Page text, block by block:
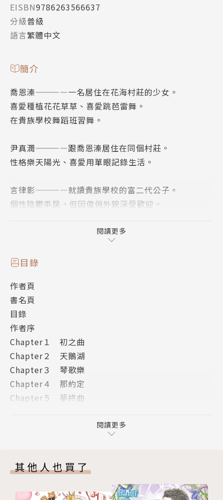
EISBN9786263566637
分級普級
語言繁體中文
簡介
喬恩溱————一名居住在花海村莊的少女。
喜愛種植花花草草、喜愛跳芭雷舞。
在貴族學校舞蹈班習舞。
尹真潤————跟喬恩溱居住在同個村莊。
性格樂天陽光、喜愛用單眼記錄生活。
言律影————就讀貴族學校的富二代公子。
個性陰鬱乖戾。但因俊俏外貌深受歡迎。
她跟他，是一起度過童年生活的兩小無猜。
曾經在教堂互許終生。無奈生活將兩人拆散。
從此天涯各一方。相思卻無法相見。
他跟她，是成長過程中徬徨無助時的相伴。
是一道陽光照亮了彼此的人生。
是日常生活中暖心的存在。
一首用鋼琴彈奏的《蘇爾微之歌》勾起少女心底深處不
願面對的黑暗。
一場芭蕾舞表演，牽動某人內心一直堅持的想望。
一場童年的悲劇，意外發展出兩段不同的因緣。
閱讀更多
目錄
作者頁
書名頁
目錄
作者序
Chapter１ 初之曲
Chapter２ 天鵝湖
Chapter３ 琴歌樂
Chapter４ 那約定
Chapter５ 夢終曲
閱讀更多
其他人也買了